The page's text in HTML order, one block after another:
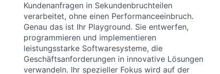
Kundenanfragen in Sekundenbruchteilen
verarbeitet, ohne einen Performanceeinbruch.
Genau das ist Ihr Playground. Sie entwerfen,
programmieren und implementieren
leistungsstarke Softwaresysteme, die
Geschäftsanforderungen in innovative Lösungen
verwandeln. Ihr spezieller Fokus wird auf der